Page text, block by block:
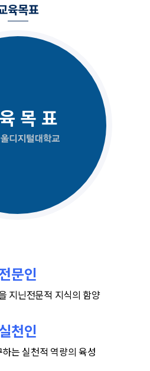
육목표
목 표
문인
지닌전문적 지식의 함양
천인
는실천적 역량의 육성